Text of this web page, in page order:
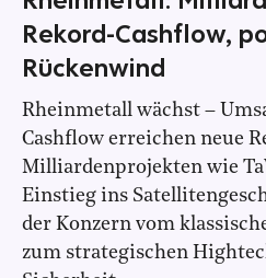
Rekord-Cashflow,
Rückenwind
Rheinmetall wächst –
Cashflow erreichen neue
Milliardenprojekten wie
Einstieg ins
der Konzern vom
zum strategischen